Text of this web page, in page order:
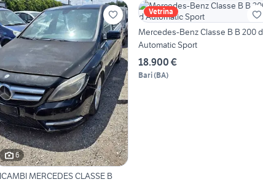
6
MERCEDES CLASSE B
Vetrina
Mercedes-Benz Classe B B 200 d
Automatic Sport
18.900 €
Bari(BA)